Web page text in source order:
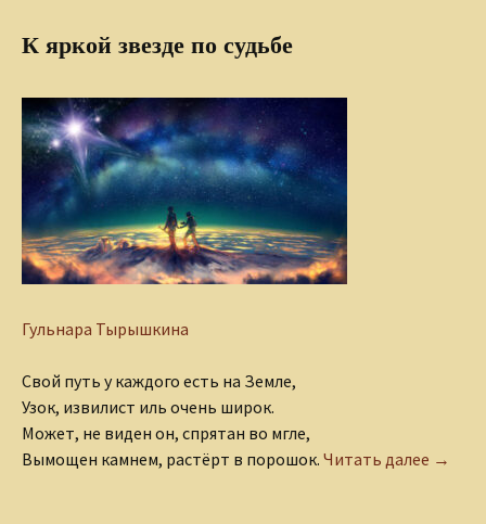
К яркой звезде по судьбе
Гульнара Тырышкина
Свой путь у каждого есть на Земле,
Узок, извилист иль очень широк.
Может, не виден он, спрятан во мгле,
Вымощен камнем, растёрт в порошок. Читать далее К
→